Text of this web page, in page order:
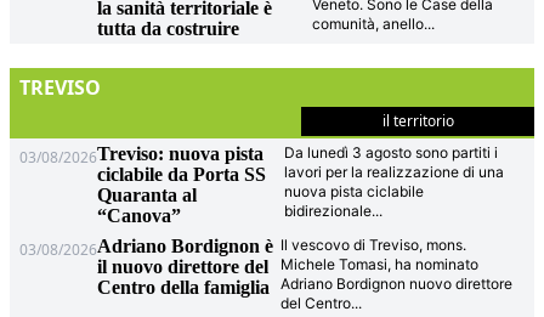
la sanità territoriale è
tutta da costruire
Veneto. Sono le Case della
comunità, anello...
TREVISO
il territorio
03/08/2026Treviso: nuova pista
ciclabile da Porta SS
Quaranta al
“Canova”
Da lunedì 3 agosto sono partiti i
lavori per la realizzazione di una
nuova pista ciclabile
bidirezionale...
03/08/2026Adriano Bordignon è
il nuovo direttore del
Centro della famiglia
Il vescovo di Treviso, mons.
Michele Tomasi, ha nominato
Adriano Bordignon nuovo direttore
del Centro...